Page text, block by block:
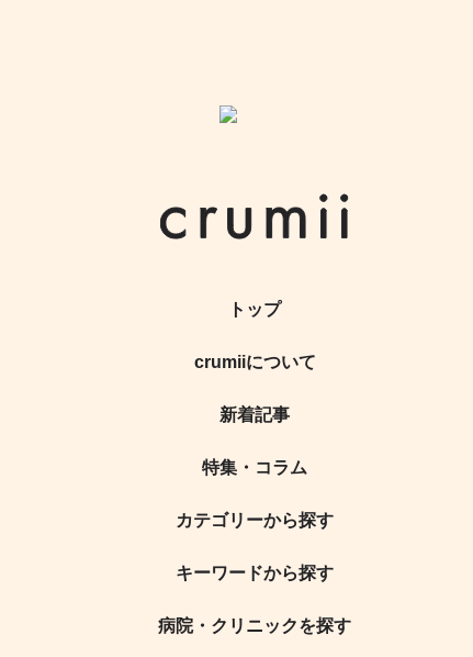
トップ
crumiiについて
新着記事
特集・コラム
カテゴリーから探す
キーワードから探す
病院・クリニックを探す